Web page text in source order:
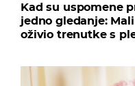
Kad su uspomene
jedno gledanje:
oživio trenutke s